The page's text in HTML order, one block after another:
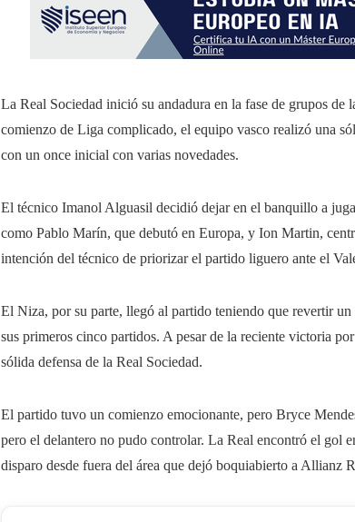
La Real Sociedad inició su andadura en la fase de grupos
comienzo de Liga complicado, el equipo vasco realizó una
con un once inicial con varias novedades.
El técnico Imanol Alguasil decidió dejar en el banquillo a
como Pablo Marín, que debutó en Europa, y Ion Martin,
intención del técnico de priorizar el partido liguero ante el
El Niza, por su parte, llegó al partido teniendo que revertir
sus primeros cinco partidos. A pesar de la reciente victoria
sólida defensa de la Real Sociedad.
El partido tuvo un comienzo emocionante, pero Bryce
pero el delantero no pudo controlar. La Real encontró el gol
disparo desde fuera del área que dejó boquiabierto a Allianz